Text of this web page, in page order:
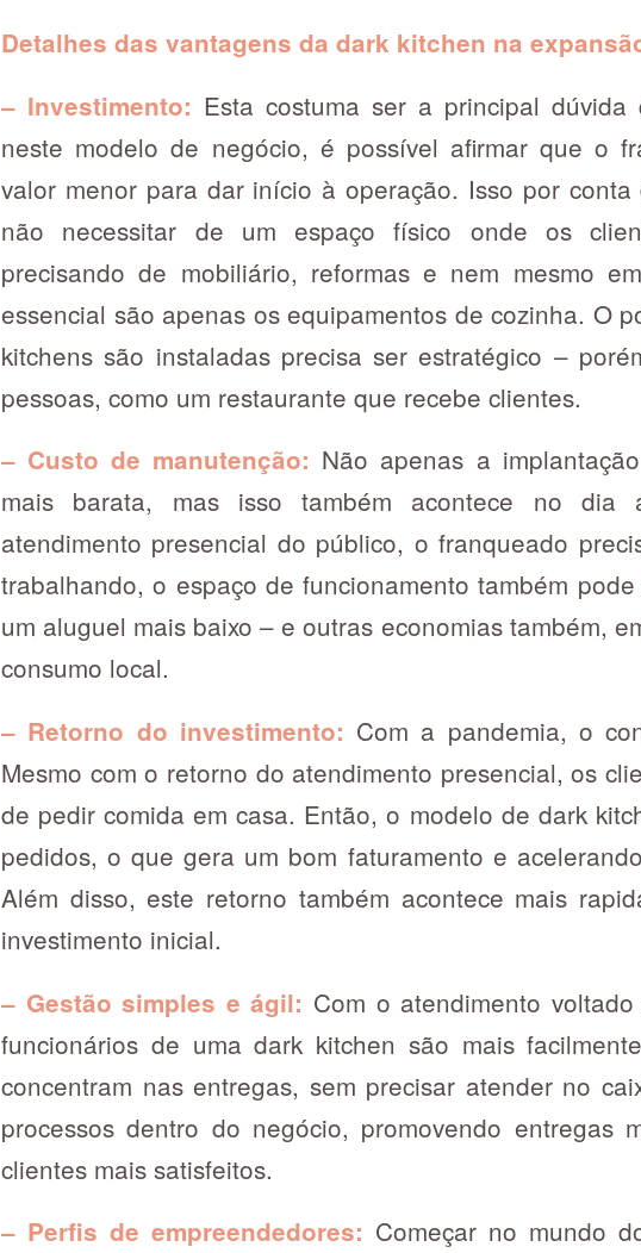
Detalhes das vantagens da dark kitchen na
– Investimento: Esta costuma ser a principal
neste modelo de negócio, é possível afirmar que o
valor menor para dar início à operação. Isso por
não necessitar de um espaço físico onde os
precisando de mobiliário, reformas e nem mesmo
essencial são apenas os equipamentos de cozinha. O
kitchens são instaladas precisa ser estratégico –
pessoas, como um restaurante que recebe clientes.
– Custo de manutenção: Não apenas a
mais barata, mas isso também acontece no
atendimento presencial do público, o franqueado
trabalhando, o espaço de funcionamento também
um aluguel mais baixo – e outras economias também,
consumo local.
– Retorno do investimento: Com a pandemia, o
Mesmo com o retorno do atendimento presencial, os
de pedir comida em casa. Então, o modelo de dark
pedidos, o que gera um bom faturamento e
Além disso, este retorno também acontece mais
investimento inicial.
– Gestão simples e ágil: Com o atendimento
funcionários de uma dark kitchen são mais
concentram nas entregas, sem precisar atender no
processos dentro do negócio, promovendo entregas
clientes mais satisfeitos.
– Perfis de empreendedores: Começar no mundo